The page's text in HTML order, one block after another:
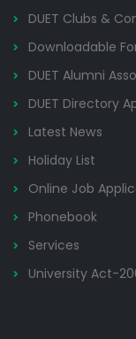
DUET Clubs &
Downloadable
DUET Alumni
DUET Directory
Latest News
Holiday List
Online Job
Phonebook
Services
University Act-